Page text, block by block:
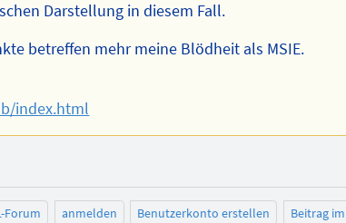
Darstellung in diesem Fall.
betreffen mehr meine Blödheit als MSIE.
index.html
Forum anmelden Benutzerkonto erstellen Beitrag